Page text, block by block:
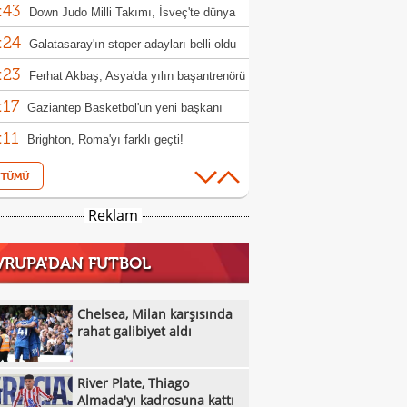
Down Judo Milli Takımı, İsveç'te dünya
oldu
Galatasaray'ın stoper adayları belli oldu
Ferhat Akbaş, Asya'da yılın başantrenörü
Gaziantep Basketbol'un yeni başkanı
Karakuzulu
Brighton, Roma'yı farklı geçti!
Frankfurt, hazırlık maçında Hull City'yi
etti!Kasımpaşa, Muhammed Emin Bektaş'ı
Samsunspor, Kasımpaşa'yı mağlup etti!
imza
Chelsea, Milan karşısında rahat galibiyet
River Plate, Thiago Almada'yı kadrosuna
Muğlaspor, Iğdır FK'den Ahmet Engin'i
Reklam
FUTBOL
Chelsea, Milan karşısında
rahat galibiyet aldı
River Plate, Thiago
Almada'yı kadrosuna kattı